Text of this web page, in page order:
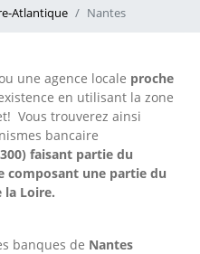
Atlantique Nantes
une agence locale proche
en utilisant la zone
Vous trouverez ainsi
bancaire
faisant partie du
composant une partie du
la Loire.
banques de Nantes